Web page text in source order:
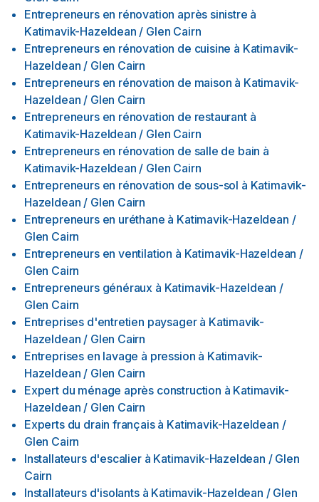
Entrepreneurs en rénovation après sinistre à
Katimavik-Hazeldean / Glen Cairn
Entrepreneurs en rénovation de cuisine à Katimavik-
Hazeldean / Glen Cairn
Entrepreneurs en rénovation de maison à Katimavik-
Hazeldean / Glen Cairn
Entrepreneurs en rénovation de restaurant à
Katimavik-Hazeldean / Glen Cairn
Entrepreneurs en rénovation de salle de bain à
Katimavik-Hazeldean / Glen Cairn
Entrepreneurs en rénovation de sous-sol à Katimavik-
Hazeldean / Glen Cairn
Entrepreneurs en uréthane à Katimavik-Hazeldean /
Glen Cairn
Entrepreneurs en ventilation à Katimavik-Hazeldean /
Glen Cairn
Entrepreneurs généraux à Katimavik-Hazeldean /
Glen Cairn
Entreprises d'entretien paysager à Katimavik-
Hazeldean / Glen Cairn
Entreprises en lavage à pression à Katimavik-
Hazeldean / Glen Cairn
Expert du ménage après construction à Katimavik-
Hazeldean / Glen Cairn
Experts du drain français à Katimavik-Hazeldean /
Glen Cairn
Installateurs d'escalier à Katimavik-Hazeldean / Glen
Cairn
Installateurs d'isolants à Katimavik-Hazeldean / Glen